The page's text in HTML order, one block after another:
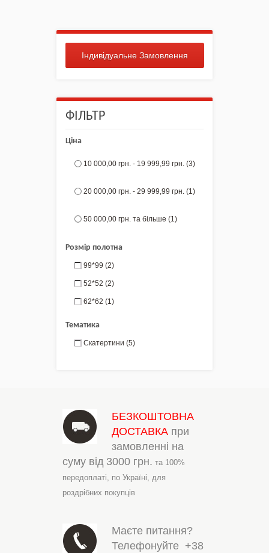
Індивідуальне Замовлення
ФІЛЬТР
Ціна
10 000,00 грн. - 19 999,99 грн. (3)
20 000,00 грн. - 29 999,99 грн. (1)
50 000,00 грн. та більше (1)
Розмір полотна
99*99 (2)
52*52 (2)
62*62 (1)
Тематика
Скатертини (5)
БЕЗКОШТОВНА
ДОСТАВКА при
замовленні на
суму від 3000 грн. та 100%
передоплаті, по Україні, для
роздрібних покупців
Маєте питання?
Телефонуйте +38